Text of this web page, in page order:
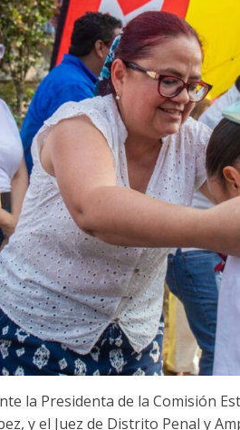
la Presidenta de la Comisión
y el Juez de Distrito Penal y